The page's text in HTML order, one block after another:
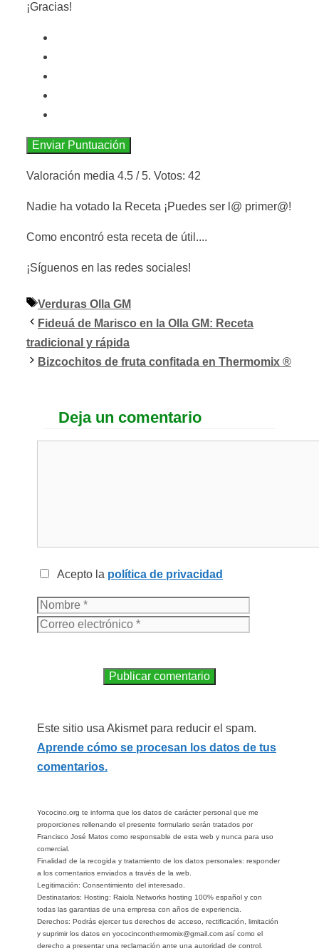
¡Gracias!
Enviar Puntuación
Valoración media 4.5 / 5. Votos: 42
Nadie ha votado la Receta ¡Puedes ser l@ primer@!
Como encontró esta receta de útil....
¡Síguenos en las redes sociales!
Etiquetas
Verduras Olla GM
Fideuá de Marisco en la Olla GM: Receta
tradicional y rápida
Bizcochitos de fruta confitada en Thermomix ®
Deja un comentario
Acepto la política de privacidad
Este sitio usa Akismet para reducir el spam.
Aprende cómo se procesan los datos de tus
comentarios.
Yococino.org te informa que los datos de carácter personal que me
proporciones rellenando el presente formulario serán tratados por
Francisco José Matos como responsable de esta web y nunca para uso
comercial.
Finalidad de la recogida y tratamiento de los datos personales: responder
a los comentarios enviados a través de la web.
Legitimación: Consentimiento del interesado.
Destinatarios: Hosting: Raiola Networks hosting 100% español y con
todas las garantias de una empresa con años de experiencia.
Derechos: Podrás ejercer tus derechos de acceso, rectificación, limitación
y suprimir los datos en yococinconthermomix@gmail.com así como el
derecho a presentar una reclamación ante una autoridad de control.